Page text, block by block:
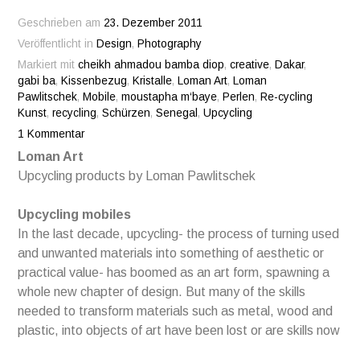
Geschrieben am 23. Dezember 2011
Veröffentlicht in Design, Photography
Markiert mitcheikh ahmadou bamba diop,creative, Dakar,
gabi ba, Kissenbezug, Kristalle, Loman Art, Loman
Pawlitschek, Mobile,moustapha m‘baye, Perlen, Re-cycling
Kunst,recycling,Schürzen,Senegal ,Upcycling
1 Kommentar
Loman Art
Upcycling products by Loman Pawlitschek
Upcycling mobiles
In the last decade, upcycling- the process of turning used
and unwanted materials into something of aesthetic or
practical value- has boomed as an art form, spawning a
whole new chapter of design. But many of the skills
needed to transform materials such as metal, wood and
plastic, into objects of art have been lost or are skills now